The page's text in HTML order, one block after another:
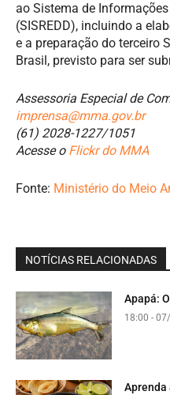
ao Sistema de
(SISREDD), incluindo a
e a preparação do terceiro
Brasil, previsto para ser
Assessoria Especial de
imprensa@mma.gov.br
(61) 2028-1227/1051
Acesse oFlickr do MMA
Fonte: Ministério do Meio
NOTÍCIAS RELACIONADAS
Apapá:
18:00 -
Aprenda